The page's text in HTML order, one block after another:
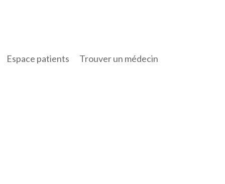
Espace patients Trouver un médecin